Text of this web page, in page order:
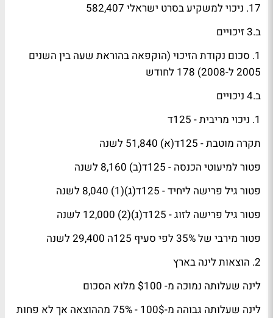
17. ניכוי למשקיע בסרט ישראלי 582,407
ב.3 זיכויים
1. סכום נקודת הזיכוי (הוקפאה בהוראת שעה בין השנים
2005 ל-2008) 178 לחודש
ב.4 ניכויים
1. ניכוי מריבית - 125ד
תקרה מוטבת - 125ד(א) 51,840 לשנה
פטור למיעוטי הכנסה - 125ד(ב) 8,160 לשנה
פטור גיל פרישה ליחיד - 125ד(ג)(1) 8,040 לשנה
פטור גיל פרישה לזוג - 125ד(ג)(2) 12,000 לשנה
פטור מירבי של 35% לפי סעיף 125ה 29,400 לשנה
2. הוצאות לינה בארץ
לינה שעלותה נמוכה מ- $100 מלוא הסכום
לינה שעלותה גבוהה מ-100$ - 75% מההוצאה אך לא פחות